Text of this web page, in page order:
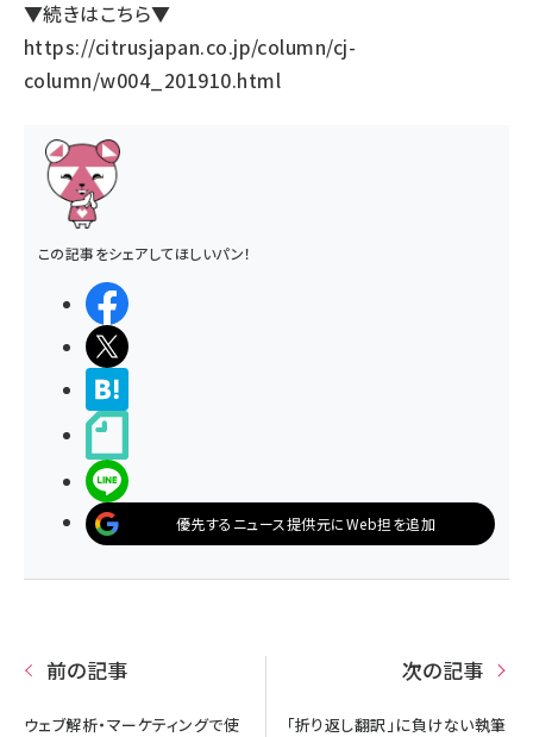
▼続きはこちら▼
https://citrusjapan.co.jp/column/cj-
column/w004_201910.html
この記事をシェアしてほしいパン！
優先するニュース提供元にWeb担を追加
前の記事
ウェブ解析・マーケティングで使
次の記事
「折り返し翻訳」に負けない執筆